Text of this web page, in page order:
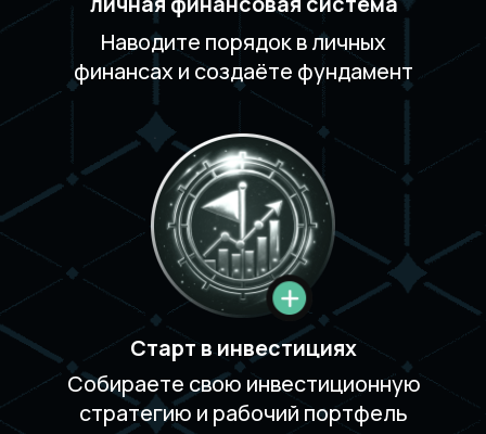
Осознанно управляете сложностью,
рисками и выбором инструментов
Создадите надежную
финансовую систему и
научитесь эффективно
использовать налоговые вычеты
и льготы. Разберетесь в сути
инвестиций и начнете осознанно
наращивать капитал без лишних
рисков.
Сформируете
стратегию и
портфель из
минимальным
в
легальной
помощью ИИС.